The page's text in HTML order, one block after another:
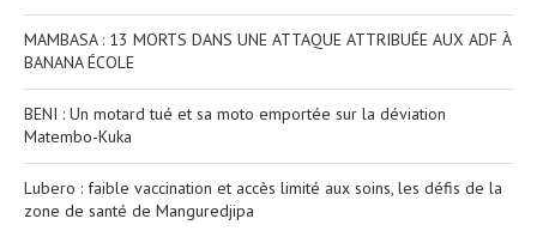
MAMBASA : 13 MORTS DANS UNE ATTAQUE ATTRIBUÉE AUX ADF À
BANANA ÉCOLE
BENI : Un motard tué et sa moto emportée sur la déviation
Matembo-Kuka
Lubero : faible vaccination et accès limité aux soins, les défis de la
zone de santé de Manguredjipa